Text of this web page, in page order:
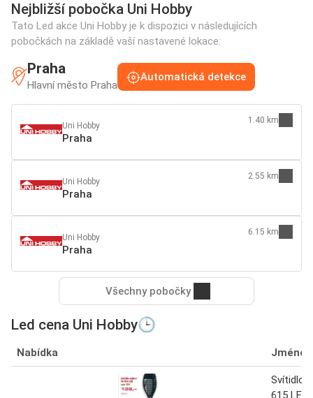
Nejbližší pobočka Uni Hobby
Tato Led akce Uni Hobby je k dispozici v následujících
pobočkách na základě vaší nastavené lokace:
Praha
Hlavní město Praha
Automatická detekce
Uni Hobby
Praha
1.40 km
Uni Hobby
Praha
2.55 km
Uni Hobby
Praha
6.15 km
Všechny pobočky
Led cena Uni Hobby🕒
Nabídka Jméno
Svítidlo
615 LED